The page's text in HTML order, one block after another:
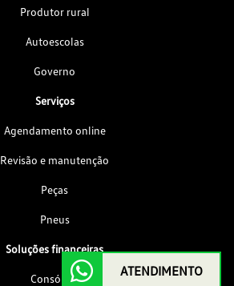
Produtor rural
Autoescolas
Governo
Serviços
Agendamento online
Revisão e manutenção
Peças
Pneus
Soluções financeiras
Consórcio ATENDIMENTO